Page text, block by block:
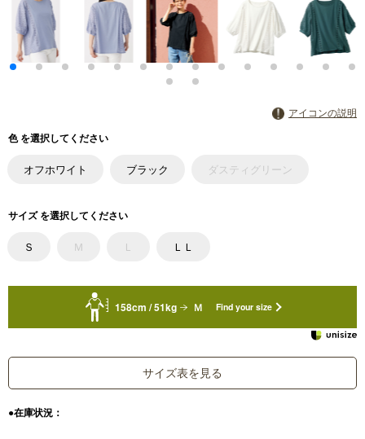
アイコンの説明
色 を選択してください
オフホワイト ブラック ダスティグリーン
サイズ を選択してください
Ｓ Ｍ Ｌ ＬＬ
158cm / 51kg Ｍ Find your size
サイズ表を見る
●在庫状況：